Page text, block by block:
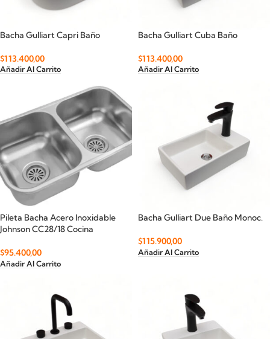
Bacha Gulliart Capri Baño
$113.400,00
Añadir Al Carrito
Bacha Gulliart Cuba Baño
$113.400,00
Añadir Al Carrito
Pileta Bacha Acero Inoxidable
Johnson CC28/18 Cocina
$95.400,00
Añadir Al Carrito
Bacha Gulliart Due Baño Monoc.
$115.900,00
Añadir Al Carrito